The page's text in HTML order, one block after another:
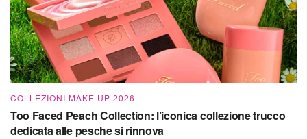
COLLEZIONI MAKE UP 2026
Too Faced Peach Collection: l’iconica collezione trucco
dedicata alle pesche si rinnova